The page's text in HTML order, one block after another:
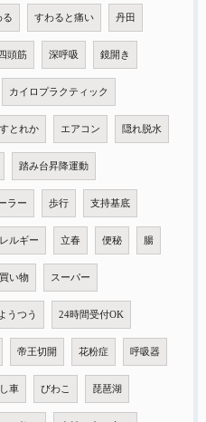
る すわると痛い 丹田
四頭筋 深呼吸 鏡開き
カイロプラクティック
すとれか エアコン 隠れ脱水
踏み台昇降運動
ラー 歩行 支持基底
ルギー 立春 便秘 腸
買い物 スーパー
ようつう 24時間受付OK
帝王切開 花粉症 呼吸器
車 びわこ 琵琶湖